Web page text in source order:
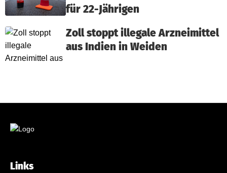
für 22-Jährigen
Zoll stoppt illegale Arzneimittel
aus Indien in Weiden
Links